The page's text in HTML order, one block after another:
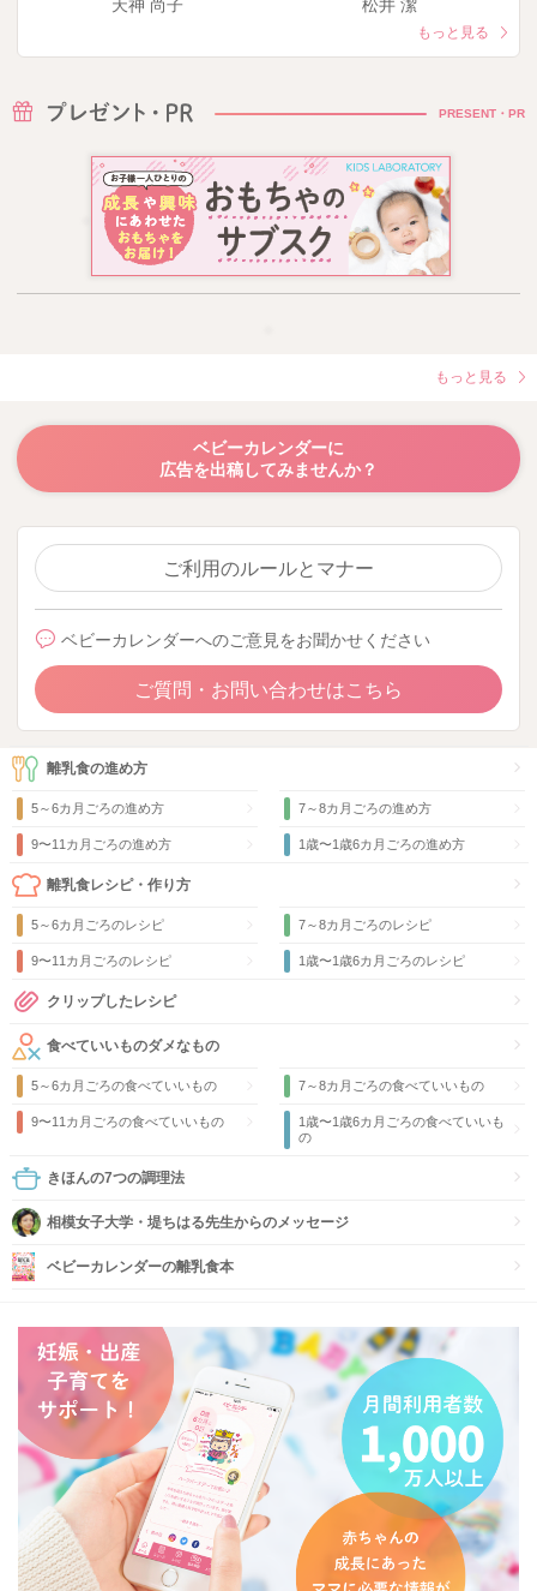
天神 尚子
松井 潔
もっと見る
PRESENT・PR
もっと見る
ベビーカレンダーに
広告を出稿してみませんか？
ご利用のルールとマナー
ベビーカレンダーへのご意見をお聞かせください
ご質問・お問い合わせはこちら
離乳食の進め方
5～6カ月ごろの進め方 7～8カ月ごろの進め方
9〜11カ月ごろの進め方 1歳〜1歳6カ月ごろの進め方
離乳食レシピ・作り方
5～6カ月ごろのレシピ 7～8カ月ごろのレシピ
9〜11カ月ごろのレシピ 1歳〜1歳6カ月ごろのレシピ
クリップしたレシピ
食べていいものダメなもの
5～6カ月ごろの食べていいもの 7～8カ月ごろの食べていいもの
9〜11カ月ごろの食べていいもの
1歳〜1歳6カ月ごろの食べていいも
の
きほんの7つの調理法
相模女子大学・堤ちはる先生からのメッセージ
ベビーカレンダーの離乳食本